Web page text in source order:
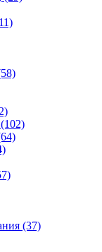
(102)
(37)